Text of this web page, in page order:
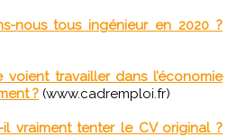
nous tous ingénieur en 2020 ?
voient travailler dans l’économie
? (www.cadremploi.fr)
vraiment tenter le CV original ?